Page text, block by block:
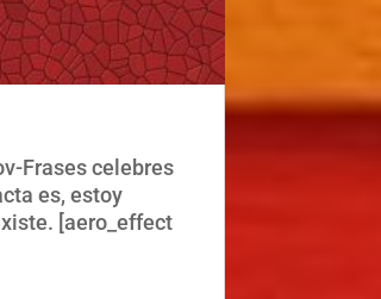
Frases celebres
es, estoy
[aero_effect